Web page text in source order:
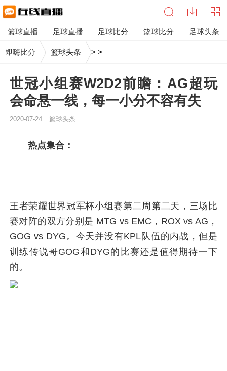
篮球直播 足球直播 足球比分 篮球比分 足球头条
即嗨比分 >
篮球头条 >
世冠小组赛W2D2前瞻：AG超玩
会命悬一线，每一小分不容有失
2020-07-24 篮球头条
热点集合：
王者荣耀世界冠军杯小组赛第二周第二天，三场比
赛对阵的双方分别是 MTG vs EMC，ROX vs AG，
GOG vs DYG。今天并没有KPL队伍的内战，但是
训练传说哥GOG和DYG的比赛还是值得期待一下
的。